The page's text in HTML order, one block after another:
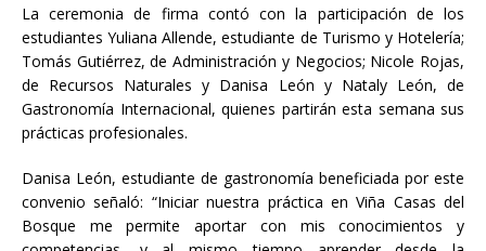
La ceremonia de firma contó con la participación de los
estudiantes Yuliana Allende, estudiante de Turismo y Hotelería;
Tomás Gutiérrez, de Administración y Negocios; Nicole Rojas,
de Recursos Naturales y Danisa León y Nataly León, de
Gastronomía Internacional, quienes partirán esta semana sus
prácticas profesionales.
Danisa León, estudiante de gastronomía beneficiada por este
convenio señaló: “Iniciar nuestra práctica en Viña Casas del
Bosque me permite aportar con mis conocimientos y